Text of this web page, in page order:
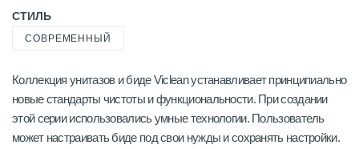
СТИЛЬ
СОВРЕМЕННЫЙ
Коллекция унитазов и биде Viclean устанавливает принципиально
новые стандарты чистоты и функциональности. При создании
этой серии использовались умные технологии. Пользователь
может настраивать биде под свои нужды и сохранять настройки.